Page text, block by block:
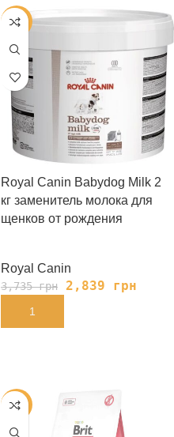
-24%
Royal Canin Babydog Milk 2
кг заменитель молока для
щенков от рождения
Royal Canin
3,735грн 2,839 грн
В КОРЗИНУ
-30%